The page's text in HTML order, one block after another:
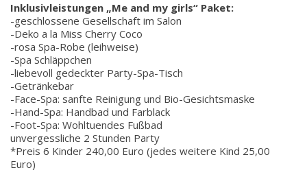
Inklusivleistungen „Me and my girls“ Paket:
-geschlossene Gesellschaft im Salon
-Deko a la Miss Cherry Coco
-rosa Spa-Robe (leihweise)
-Spa Schläppchen
-liebevoll gedeckter Party-Spa-Tisch
-Getränkebar
-Face-Spa: sanfte Reinigung und Bio-Gesichtsmaske
-Hand-Spa: Handbad und Farblack
-Foot-Spa: Wohltuendes Fußbad
unvergessliche 2 Stunden Party
*Preis 6 Kinder 240,00 Euro (jedes weitere Kind 25,00
Euro)